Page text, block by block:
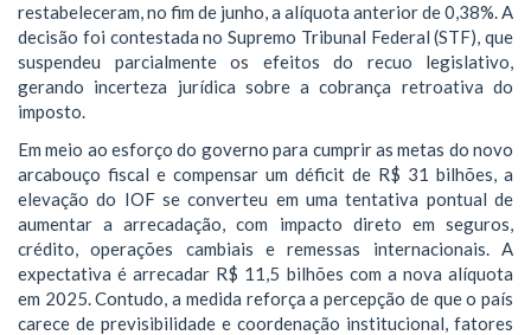
restabeleceram, no fim de junho, a alíquota anterior de 0,38%. A
decisão foi contestada no Supremo Tribunal Federal (STF), que
suspendeu parcialmente os efeitos do recuo legislativo,
gerando incerteza jurídica sobre a cobrança retroativa do
imposto.
Em meio ao esforço do governo para cumprir as metas do novo
arcabouço fiscal e compensar um déficit de R$ 31 bilhões, a
elevação do IOF se converteu em uma tentativa pontual de
aumentar a arrecadação, com impacto direto em seguros,
crédito, operações cambiais e remessas internacionais. A
expectativa é arrecadar R$ 11,5 bilhões com a nova alíquota
em 2025. Contudo, a medida reforça a percepção de que o país
carece de previsibilidade e coordenação institucional, fatores